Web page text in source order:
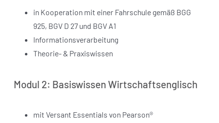
in Kooperation mit einer Fahrschule gemäß BGG
925, BGV D 27 und BGV A1
Informationsverarbeitung
Theorie- & Praxiswissen
Modul 2: Basiswissen Wirtschaftsenglisch
mit Versant Essentials von Pearson®